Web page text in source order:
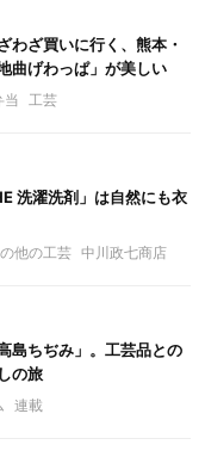
わざ買いに行く、熊本・
曲げわっぱ」が美しい
当 工芸
洗濯洗剤」は自然にも衣
他の工芸 中川政七商店
島ちぢみ」。工芸品との
の旅
連載